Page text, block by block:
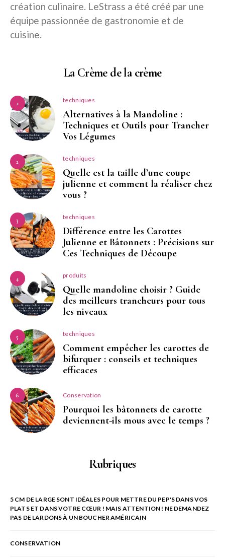
création culinaire. LeStrass a été créé par une
équipe passionnée de gastronomie et de
cuisine.
La Crème de la crème
1 techniques
Alternatives à la Mandoline :
Techniques et Outils pour Trancher
Vos Légumes
2 techniques
Quelle est la taille d’une coupe
julienne et comment la réaliser chez
vous ?
3 techniques
Différence entre les Carottes
Julienne et Bâtonnets : Précisions sur
Ces Techniques de Découpe
4 produits
Quelle mandoline choisir ? Guide
des meilleurs trancheurs pour tous
les niveaux
5 techniques
Comment empêcher les carottes de
bifurquer : conseils et techniques
efficaces
6 Conservation
Pourquoi les bâtonnets de carotte
deviennent-ils mous avec le temps ?
Rubriques
5 CM DE LARGE SONT IDÉALES POUR METTRE DU PEP'S DANS VOS
PLATS ET DANS VOTRE CŒUR ! MAIS ATTENTION ! NE DEMANDEZ
PAS DE LARDONS À UN BOUCHER AMÉRICAIN
CONSERVATION